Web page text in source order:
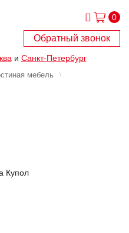
0
Обратный звонок
и Санкт-Петербург
мебель